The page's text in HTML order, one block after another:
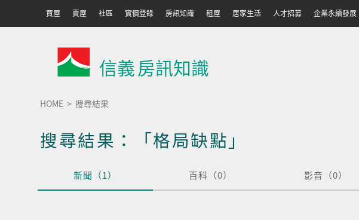
買屋 賣屋 社區 實價登錄 房訊知識 租屋 居家生活 人才招募 企業永續發展
信義房訊知識
HOME 搜尋結果
搜尋結果：「格局缺點」
新聞（1） 百科（0） 影音（0）